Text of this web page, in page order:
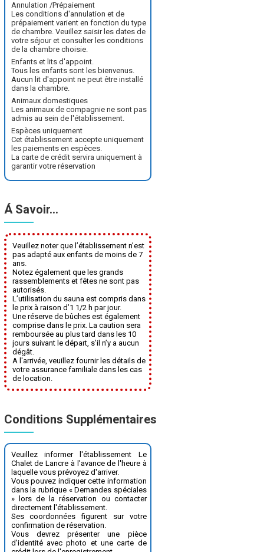
Annulation /Prépaiement
Les conditions d'annulation et de
prépaiement varient en fonction du type
de chambre. Veuillez saisir les dates de
votre séjour et consulter les conditions
de la chambre choisie.
Enfants et lits d'appoint.
Tous les enfants sont les bienvenus.
Aucun lit d'appoint ne peut être installé
dans la chambre.
Animaux domestiques
Les animaux de compagnie ne sont pas
admis au sein de l'établissement.
Espèces uniquement
Cet établissement accepte uniquement
les paiements en espèces.
La carte de crédit servira uniquement à
garantir votre réservation
Á Savoir…
Veuillez noter que l’établissement n’est
pas adapté aux enfants de moins de 7
ans.
Notez également que les grands
rassemblements et fêtes ne sont pas
autorisés.
L’utilisation du sauna est compris dans
le prix à raison d’1 1/2 h par jour.
Une réserve de bûches est également
comprise dans le prix. La caution sera
remboursée au plus tard dans les 10
jours suivant le départ, s’il n’y a aucun
dégât.
A l'arrivée, veuillez fournir les détails de
votre assurance familiale dans les cas
de location.
Conditions Supplémentaires
Veuillez informer l'établissement Le
Chalet de Lancre à l'avance de l'heure à
laquelle vous prévoyez d'arriver.
Vous pouvez indiquer cette information
dans la rubrique « Demandes spéciales
» lors de la réservation ou contacter
directement l'établissement.
Ses coordonnées figurent sur votre
confirmation de réservation.
Vous devrez présenter une pièce
d'identité avec photo et une carte de